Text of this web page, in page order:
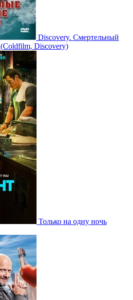
Discovery. Смертельный
(Coldfilm, Discovery)
Только на одну ночь